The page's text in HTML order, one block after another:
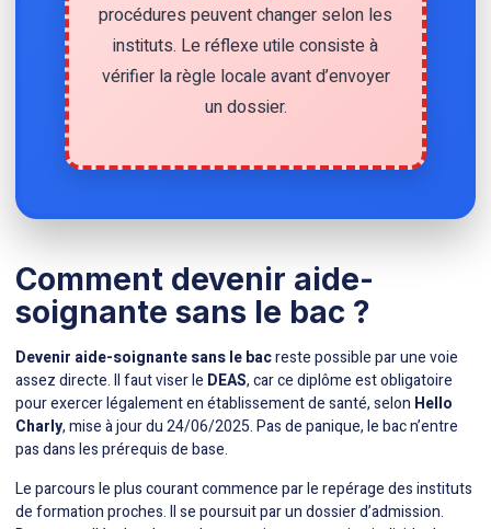
procédures peuvent changer selon les
instituts. Le réflexe utile consiste à
vérifier la règle locale avant d’envoyer
un dossier.
Comment devenir aide-
soignante sans le bac ?
Devenir aide-soignante sans le bacreste possible par une voie
assez directe. Il faut viser le DEAS, car ce diplôme est obligatoire
pour exercer légalement en établissement de santé, selon Hello
Charly, mise à jour du 24/06/2025. Pas de panique, le bac n’entre
pas dans les prérequis de base.
Le parcours le plus courant commence par le repérage des instituts
de formation proches. Il se poursuit par un dossier d’admission.